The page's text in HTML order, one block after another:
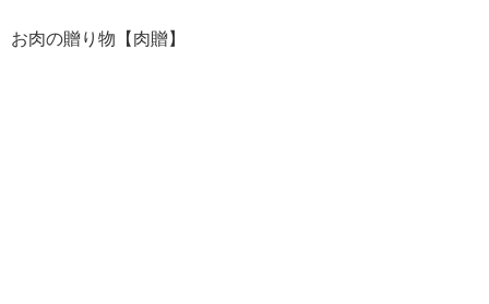
お肉の贈り物【肉贈】